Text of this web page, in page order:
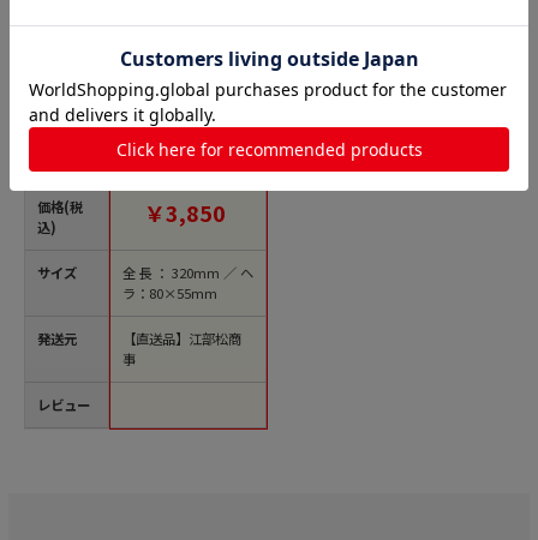
商品名
価格(税
込)
サイズ
発送元
レビュー
ル・クルーゼ グル
メスパチュラVS 9300
84-03 スプーン型
単位1個）【直送品】
￥3,850
全長：320mm／ヘ
ラ：80×55mm
【直送品】江部松商
事